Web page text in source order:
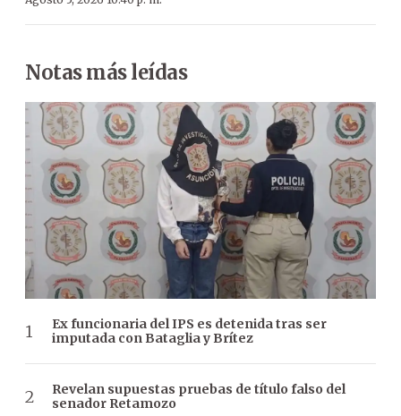
Notas más leídas
Ex funcionaria del IPS es detenida tras ser
imputada con Bataglia y Brítez
Revelan supuestas pruebas de título falso del
senador Retamozo